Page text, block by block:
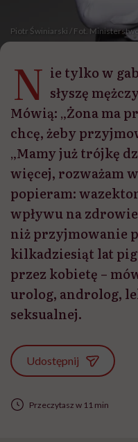
Piotr Świniarski / Fot.
N ie tylko w
słyszę
Mówią: „Żona ma
chcę, żeby
„Mamy już trójkę
więcej, rozważam
popieram:
wpływu na
niż przyjmowanie
kilkadziesiąt lat
przez kobietę –
urolog, androlog,
seksualnej.
Udostępnij
Przeczytasz w 11 min